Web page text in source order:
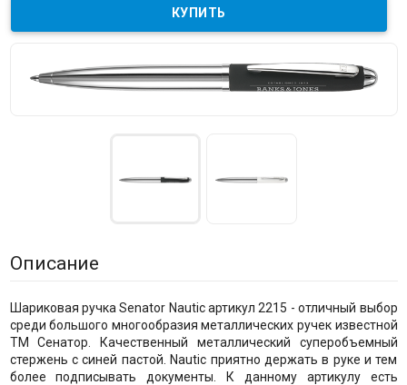
Описание
Шариковая ручка Senator Nautic артикул 2215 - отличный выбор
среди большого многообразия металлических ручек известной
ТМ Сенатор. Качественный металлический суперобъемный
стержень с синей пастой. Nautic приятно держать в руке и тем
более подписывать документы. К данному артикулу есть